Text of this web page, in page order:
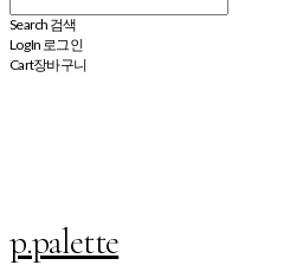
Search 검색
Log In 로그인
Cart장바구니
p.palette